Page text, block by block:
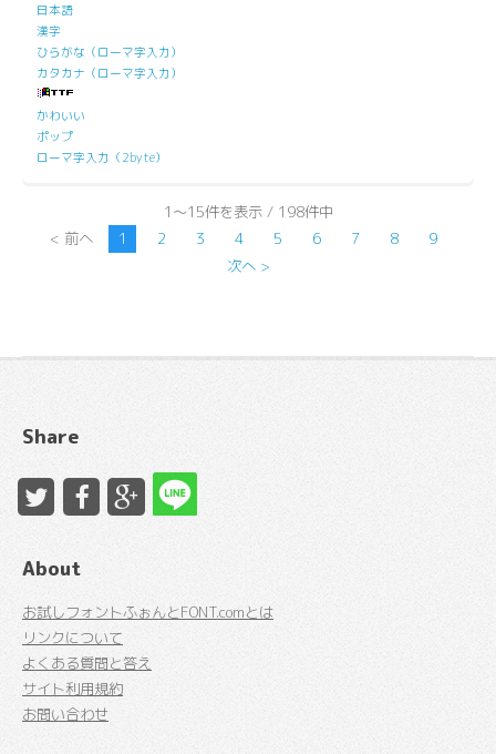
日本語
漢字
ひらがな（ローマ字入力）
カタカナ（ローマ字入力）
かわいい
ポップ
ローマ字入力（2byte）
1～15件を表示 / 198件中
< 前へ
1 2 3 4 5 6 7 8
9
次へ >
Share
About
お試しフォントふぉんとFONT.comとは
リンクについて
よくある質問と答え
サイト利用規約
お問い合わせ